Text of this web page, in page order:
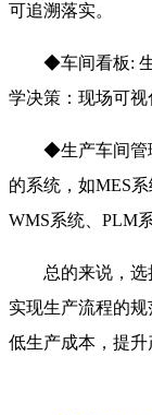
可追溯落实。
◆车间看板:
学决策：现场可视
◆生产车间管
的系统，如MES
WMS系统、PLM
总的来说，
实现生产流程的
低生产成本，提升